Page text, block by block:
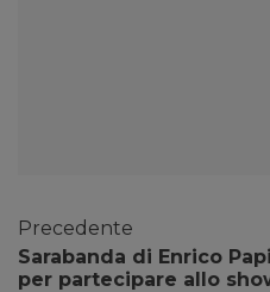
Precedente
Sarabanda di Enrico
per partecipare allo